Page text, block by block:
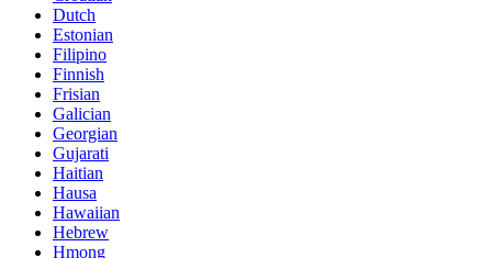
Dutch
Estonian
Filipino
Finnish
Frisian
Galician
Georgian
Gujarati
Haitian
Hausa
Hawaiian
Hebrew
Hmong